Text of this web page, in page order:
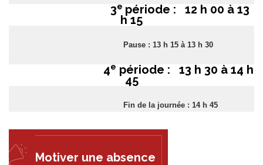
3e période : 12 h 00 à 13
h 15
Pause : 13 h 15 à 13 h 30
4e période : 13 h 30 à 14 h
45
Fin de la journée : 14 h 45
Motiver une absence